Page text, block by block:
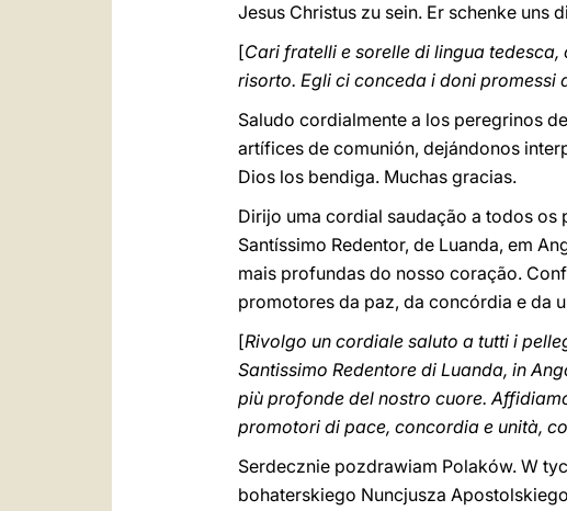
Jesus Christus zu sein. Er schenke uns
[Cari fratelli e sorelle di lingua
risorto. Egli ci conceda i doni promessi
Saludo cordialmente a los peregrinos
artífices de comunión, dejándonos
Dios los bendiga. Muchas gracias.
Dirijo uma cordial saudação a todos os
Santíssimo Redentor, de Luanda, em
mais profundas do nosso coração.
promotores da paz, da concórdia e da
[Rivolgo un cordiale saluto a tutti i
Santissimo Redentore di Luanda, in
più profonde del nostro cuore.
promotori di pace, concordia e unità,
Serdecznie pozdrawiam Polaków. W
bohaterskiego Nuncjusza